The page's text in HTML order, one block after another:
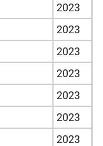
2023
2023
2023
2023
2023
2023
2023